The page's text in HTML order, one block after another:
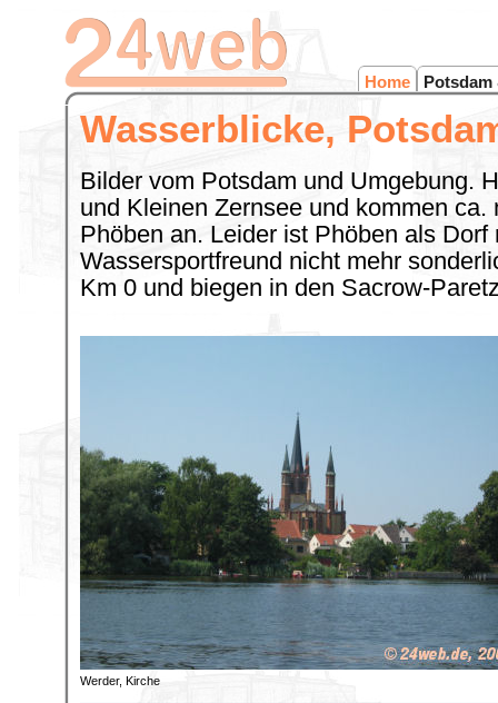
Home Potsdam
Wasserblicke,
Bilder vom Potsdam und Umgebung.
und Kleinen Zernsee und kommen
Phöben an. Leider ist Phöben als
Wassersportfreund nicht mehr
Km 0 und biegen in den Sacrow-
Werder, Kirche